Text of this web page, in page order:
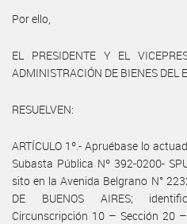
Por ello,
EL PRESIDENTE Y EL
ADMINISTRACIÓN DE BIENES DEL
RESUELVEN:
ARTÍCULO 1º.- Apruébase lo
Subasta Pública Nº 392-0200-
sito en la Avenida Belgrano N°
DE BUENOS AIRES;
Circunscripción 10 – Sección 20